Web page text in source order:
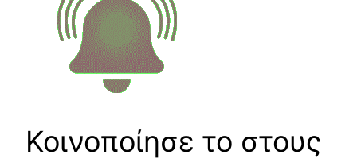
Κοινοποίησε το στους